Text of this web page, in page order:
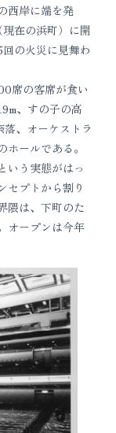
西岸に端を発
在の浜町）に開
の火災に見舞わ
席の客席が食い
、すの子の高
落、オーケストラ
ールである。
いう実態がはっ
セプトから割り
隈は、下町のた
オープンは今年